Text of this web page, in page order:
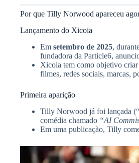
Por que Tilly Norwood apareceu
Lançamento do Xicoia
Em setembro de 2025,
fundadora da Particle6,
Xicoia tem como objetivo criar
filmes, redes sociais, marcas,
Primeira aparição
Tilly Norwood já foi lançada
comédia chamado “AI
Em uma publicação, Tilly